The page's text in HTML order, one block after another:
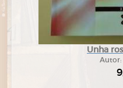
Unha
Autor: